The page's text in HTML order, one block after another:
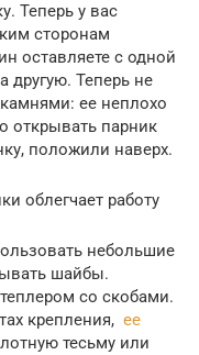
Теперь у вас
сторонам
оставляете с одной
другую. Теперь не
ее неплохо
открывать парник
положили наверх.
облегчает работу
небольшие
шайбы.
со скобами.
крепления, ее
тесьму или